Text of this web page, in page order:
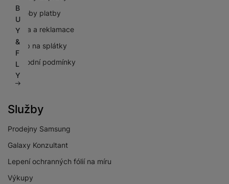
B
U
Y
&
F
L
Y
Způsoby platby
Záruka a reklamace
Nákup na splátky
Obchodní podmínky
GDPR
Služby
Prodejny Samsung
Galaxy Konzultant
Lepení ochranných fólií na míru
Výkupy